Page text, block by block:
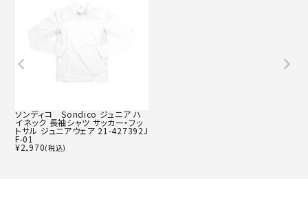
ソンディコ Sondico ジュニア ハ
イネック 長袖シャツ サッカー・フッ
トサル ジュニアウェア 21-427392J
F-01
¥2,970(税込)